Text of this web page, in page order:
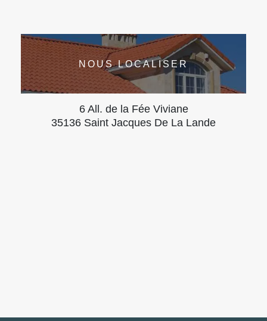
NOUS LOCALISER
6 All. de la Fée Viviane
35136 Saint Jacques De La Lande